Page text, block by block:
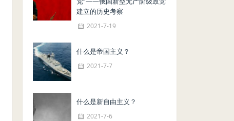
建立的历史考察
2021-7-19
什么是帝国主义？
2021-7-7
什么是新自由主义？
2021-7-6